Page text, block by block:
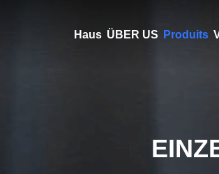
Haus ÜBER US Produits